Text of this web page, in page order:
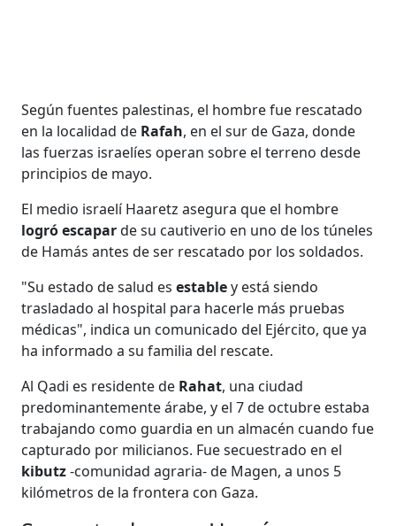
Según fuentes palestinas, el hombre fue rescatado
en la localidad de Rafah, en el sur de Gaza, donde
las fuerzas israelíes operan sobre el terreno desde
principios de mayo.
El medio israelí Haaretz asegura que el hombre
logró escaparde su cautiverio en uno de los túneles
de Hamás antes de ser rescatado por los soldados.
"Su estado de salud esestabley está siendo
trasladado al hospital para hacerle más pruebas
médicas", indica un comunicado del Ejército, que ya
ha informado a su familia del rescate.
Al Qadi es residente de Rahat, una ciudad
predominantemente árabe, y el 7 de octubre estaba
trabajando como guardia en un almacén cuando fue
capturado por milicianos. Fue secuestrado en el
kibutz-comunidad agraria- de Magen, a unos 5
kilómetros de la frontera con Gaza.